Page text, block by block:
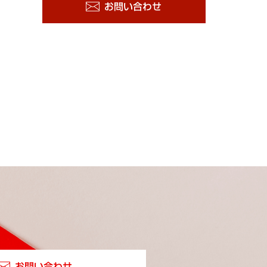
お問い合わせ